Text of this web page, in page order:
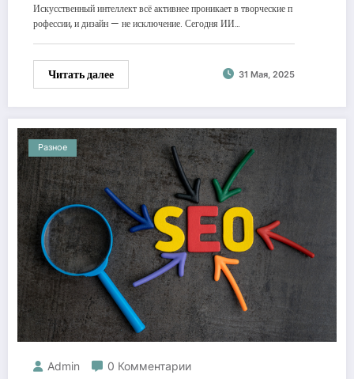
Искусственный интеллект всё активнее проникает в творческие п
рофессии, и дизайн — не исключение. Сегодня ИИ…
Читать далее 31 Мая, 2025
Разное
Admin 0 Комментарии